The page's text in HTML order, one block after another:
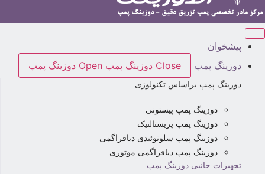
پیشخوان
دوزینگ پمپ
Close دوزینگ پمپ Open دوزینگ پمپ
دوزینگ پمپ براساس تکنولوژی
دوزینگ پمپ پیستونی
دوزینگ پمپ پریستالتیک
دوزینگ پمپ سلونوئیدی دیافراگمی
دوزینگ پمپ دیافراگمی موتوری
تجهیزات جانبی دوزینگ پمپ